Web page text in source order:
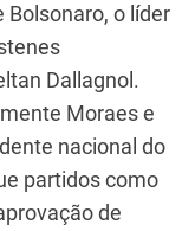
o líder
Dallagnol.
Moraes e
nacional do
partidos como
de